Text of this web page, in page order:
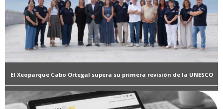
El Xeoparque Cabo Ortegal supera su primera revisión de la UNESCO